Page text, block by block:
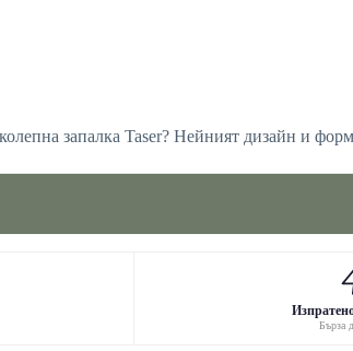
запалка Taser? Нейният дизайн и
Бърза